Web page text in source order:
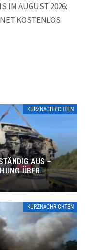
IM AUGUST 2026:
KOSTENLOS
KURZNACHRICHTEN
AUS –
ÜBER
KURZNACHRICHTEN